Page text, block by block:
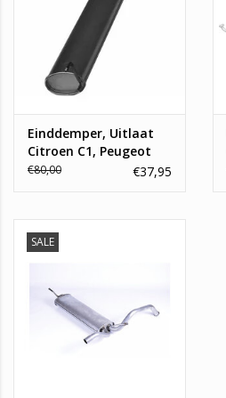
Einddemper, Uitlaat
Citroen C1, Peugeot
107, Toyota Aygo
€80,00 €37,95
SALE